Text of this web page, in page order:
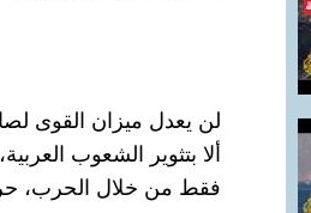
لن يعدل ميزان القوى
ألا بتثوير الشعوب
فقط من خلال الحرب،